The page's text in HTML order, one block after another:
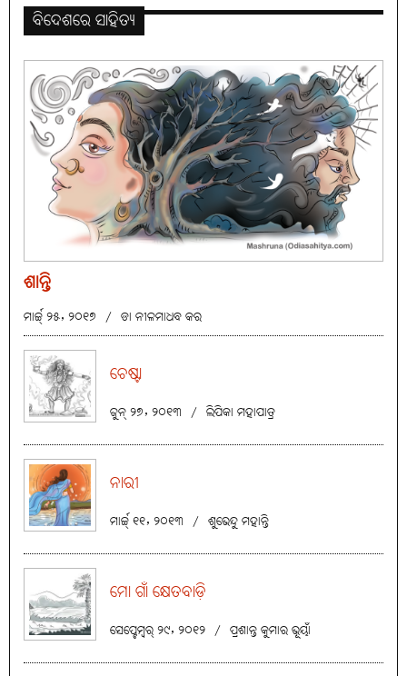
ବିଦେଶରେ ସାହିତ୍ୟ
ଶାନ୍ତି
ମାର୍ଚ୍ଚ୍ ୨୫, ୨୦୧୭ / ଡା ନୀଳମାଧବ କର
ଚେଷ୍ଟା
ଜୁନ୍ ୨୭, ୨୦୧୩ / ଲିପିକା ମହାପାତ୍ର
ନାରୀ
ମାର୍ଚ୍ଚ୍ ୧୧, ୨୦୧୩ / ଶୁଭେନ୍ଦୁ ମହାନ୍ତି
ମୋ ଗାଁ କ୍ଷେତବାଡ଼ି
ସେପ୍ଟେମ୍ବର୍ ୨୯, ୨୦୧୨ / ପ୍ରଶାନ୍ତ କୁମାର ଭୂୟାଁ